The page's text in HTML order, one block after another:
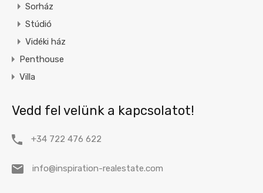
Sorház
Stúdió
Vidéki ház
Penthouse
Villa
Vedd fel velünk a kapcsolatot!
+34 722 476 622
info@inspiration-realestate.com